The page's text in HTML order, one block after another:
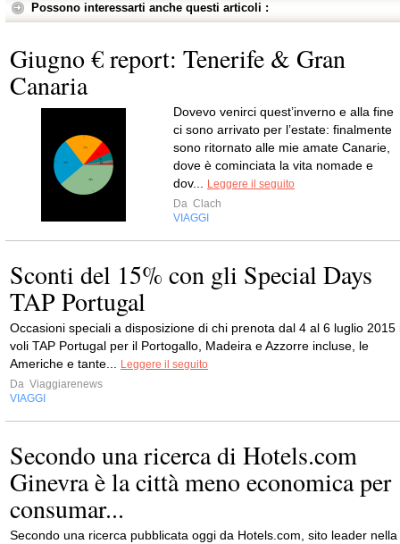
Possono interessarti anche questi articoli :
Giugno € report: Tenerife & Gran
Canaria
Dovevo venirci quest’inverno e alla fine
ci sono arrivato per l’estate: finalmente
sono ritornato alle mie amate Canarie,
dove è cominciata la vita nomade e
dov...
Leggere il seguito
Da Clach
VIAGGI
Sconti del 15% con gli Special Days
TAP Portugal
Occasioni speciali a disposizione di chi prenota dal 4 al 6 luglio 2015
voli TAP Portugal per il Portogallo, Madeira e Azzorre incluse, le
Americhe e tante...
Leggere il seguito
Da Viaggiarenews
VIAGGI
Secondo una ricerca di Hotels.com
Ginevra è la città meno economica per
consumar...
Secondo una ricerca pubblicata oggi da Hotels.com, sito leader nella